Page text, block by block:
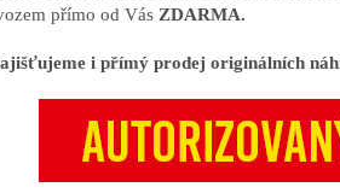
přímo od Vás ZDARMA.
i přímý prodej originálních